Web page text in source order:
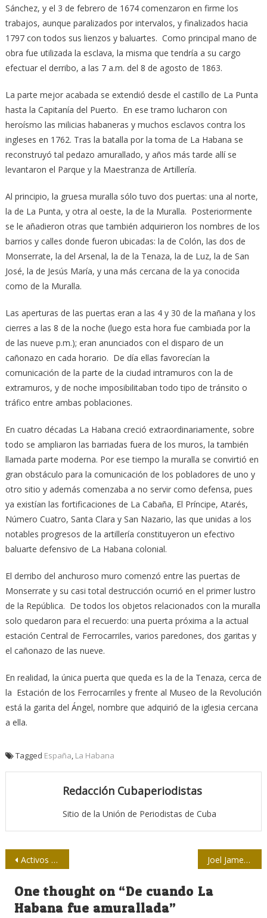
Sánchez, y el 3 de febrero de 1674 comenzaron en firme los
trabajos, aunque paralizados por intervalos, y finalizados hacia
1797 con todos sus lienzos y baluartes. Como principal mano de
obra fue utilizada la esclava, la misma que tendría a su cargo
efectuar el derribo, a las 7 a.m. del 8 de agosto de 1863.
La parte mejor acabada se extendió desde el castillo de La Punta
hasta la Capitanía del Puerto. En ese tramo lucharon con
heroísmo las milicias habaneras y muchos esclavos contra los
ingleses en 1762. Tras la batalla por la toma de La Habana se
reconstruyó tal pedazo amurallado, y años más tarde allí se
levantaron el Parque y la Maestranza de Artillería.
Al principio, la gruesa muralla sólo tuvo dos puertas: una al norte,
la de La Punta, y otra al oeste, la de la Muralla. Posteriormente
se le añadieron otras que también adquirieron los nombres de los
barrios y calles donde fueron ubicadas: la de Colón, las dos de
Monserrate, la del Arsenal, la de la Tenaza, la de Luz, la de San
José, la de Jesús María, y una más cercana de la ya conocida
como de la Muralla.
Las aperturas de las puertas eran a las 4 y 30 de la mañana y los
cierres a las 8 de la noche (luego esta hora fue cambiada por la
de las nueve p.m.); eran anunciados con el disparo de un
cañonazo en cada horario. De día ellas favorecían la
comunicación de la parte de la ciudad intramuros con la de
extramuros, y de noche imposibilitaban todo tipo de tránsito o
tráfico entre ambas poblaciones.
En cuatro décadas La Habana creció extraordinariamente, sobre
todo se ampliaron las barriadas fuera de los muros, la también
llamada parte moderna. Por ese tiempo la muralla se convirtió en
gran obstáculo para la comunicación de los pobladores de uno y
otro sitio y además comenzaba a no servir como defensa, pues
ya existían las fortificaciones de La Cabaña, El Príncipe, Atarés,
Número Cuatro, Santa Clara y San Nazario, las que unidas a los
notables progresos de la artillería constituyeron un efectivo
baluarte defensivo de La Habana colonial.
El derribo del anchuroso muro comenzó entre las puertas de
Monserrate y su casi total destrucción ocurrió en el primer lustro
de la República. De todos los objetos relacionados con la muralla
solo quedaron para el recuerdo: una puerta próxima a la actual
estación Central de Ferrocarriles, varios paredones, dos garitas y
el cañonazo de las nueve.
En realidad, la única puerta que queda es la de la Tenaza, cerca de
la Estación de los Ferrocarriles y frente al Museo de la Revolución
está la garita del Ángel, nombre que adquirió de la iglesia cercana
a ella.
Tagged España, La Habana
Redacción Cubaperiodistas
Sitio de la Unión de Periodistas de Cuba
Navegación
de
entradas
Activos por siempre Joel James o diálogo con la raíz
One thought on “De cuando La
Habana fue amurallada”